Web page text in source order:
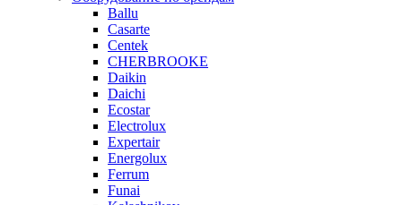
Ballu
Casarte
Centek
CHERBROOKE
Daikin
Daichi
Ecostar
Electrolux
Expertair
Energolux
Ferrum
Funai